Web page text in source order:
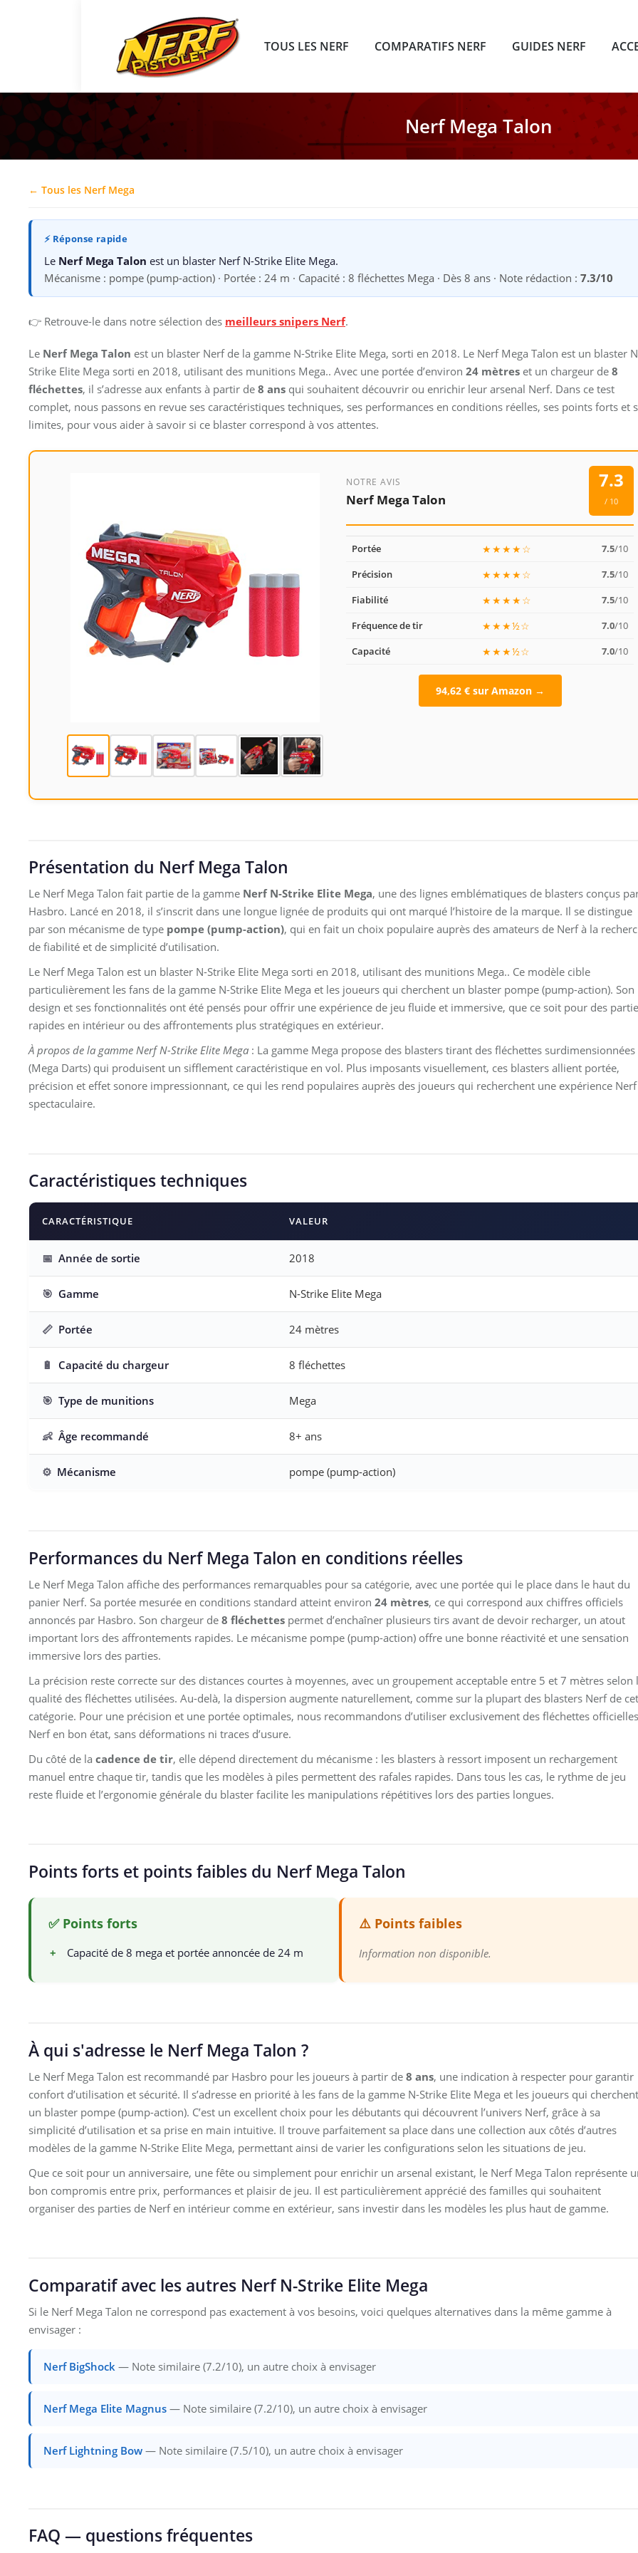
TOUS LES NERF COMPARATIFS NERF GUIDES NERF
Nerf Mega Talon
← Tous les Nerf Mega
⚡ Réponse rapide
Le Nerf Mega Talon est un blaster Nerf N-Strike Elite Mega.
Mécanisme : pompe (pump-action) · Portée : 24 m · Capacité : 8 fléchettes Mega · Dès 8 ans · Note rédaction : 7.3/10
👉 Retrouve-le dans notre sélection des meilleurs snipers Nerf.
Le Nerf Mega Talon est un blaster Nerf de la gamme N-Strike Elite Mega, sorti en 2018. Le Nerf Mega Talon est un blaster
Strike Elite Mega sorti en 2018, utilisant des munitions Mega.. Avec une portée d’environ 24 mètres et un chargeur de 8
fléchettes, il s’adresse aux enfants à partir de 8 ans qui souhaitent découvrir ou enrichir leur arsenal Nerf. Dans ce test
complet, nous passons en revue ses caractéristiques techniques, ses performances en conditions réelles, ses points forts et
limites, pour vous aider à savoir si ce blaster correspond à vos attentes.
NOTRE AVIS
Nerf Mega Talon
7.3
/ 10
Portée ★★★★☆ 7.5/10
Précision
★★★★☆ 7.5/10
Fiabilité
★★★★☆ 7.5/10
Fréquence de tir
★★★½☆ 7.0/10
Capacité
★★★½☆ 7.0/10
94,62 € sur Amazon →
Présentation du Nerf Mega Talon
Le Nerf Mega Talon fait partie de la gamme Nerf N-Strike Elite Mega, une des lignes emblématiques de blasters conçus
Hasbro. Lancé en 2018, il s’inscrit dans une longue lignée de produits qui ont marqué l’histoire de la marque. Il se distingue
par son mécanisme de type pompe (pump-action), qui en fait un choix populaire auprès des amateurs de Nerf à la
de fiabilité et de simplicité d’utilisation.
Le Nerf Mega Talon est un blaster N-Strike Elite Mega sorti en 2018, utilisant des munitions Mega.. Ce modèle cible
particulièrement les fans de la gamme N-Strike Elite Mega et les joueurs qui cherchent un blaster pompe (pump-action). Son
design et ses fonctionnalités ont été pensés pour offrir une expérience de jeu fluide et immersive, que ce soit pour des
rapides en intérieur ou des affrontements plus stratégiques en extérieur.
À propos de la gamme Nerf N-Strike Elite Mega : La gamme Mega propose des blasters tirant des fléchettes surdimensionnées
(Mega Darts) qui produisent un sifflement caractéristique en vol. Plus imposants visuellement, ces blasters allient portée,
précision et effet sonore impressionnant, ce qui les rend populaires auprès des joueurs qui recherchent une expérience Nerf
spectaculaire.
Caractéristiques techniques
CARACTÉRISTIQUE VALEUR
📅 Année de sortie 2018
🎯 Gamme N-Strike Elite Mega
📏 Portée 24 mètres
🔋 Capacité du chargeur 8 fléchettes
🎯 Type de munitions Mega
👶 Âge recommandé 8+ ans
⚙️ Mécanisme pompe (pump-action)
Performances du Nerf Mega Talon en conditions réelles
Le Nerf Mega Talon affiche des performances remarquables pour sa catégorie, avec une portée qui le place dans le haut du
panier Nerf. Sa portée mesurée en conditions standard atteint environ 24 mètres, ce qui correspond aux chiffres officiels
annoncés par Hasbro. Son chargeur de 8 fléchettes permet d’enchaîner plusieurs tirs avant de devoir recharger, un atout
important lors des affrontements rapides. Le mécanisme pompe (pump-action) offre une bonne réactivité et une sensation
immersive lors des parties.
La précision reste correcte sur des distances courtes à moyennes, avec un groupement acceptable entre 5 et 7 mètres selon
qualité des fléchettes utilisées. Au-delà, la dispersion augmente naturellement, comme sur la plupart des blasters Nerf de
catégorie. Pour une précision et une portée optimales, nous recommandons d’utiliser exclusivement des fléchettes officielles
Nerf en bon état, sans déformations ni traces d’usure.
Du côté de la cadence de tir, elle dépend directement du mécanisme : les blasters à ressort imposent un rechargement
manuel entre chaque tir, tandis que les modèles à piles permettent des rafales rapides. Dans tous les cas, le rythme de jeu
reste fluide et l’ergonomie générale du blaster facilite les manipulations répétitives lors des parties longues.
Points forts et points faibles du Nerf Mega Talon
✅ Points forts
+ Capacité de 8 mega et portée annoncée de 24 m
⚠️ Points faibles
Information non disponible.
À qui s'adresse le Nerf Mega Talon ?
Le Nerf Mega Talon est recommandé par Hasbro pour les joueurs à partir de 8 ans, une indication à respecter pour garantir
confort d’utilisation et sécurité. Il s’adresse en priorité à les fans de la gamme N-Strike Elite Mega et les joueurs qui cherchent
un blaster pompe (pump-action). C’est un excellent choix pour les débutants qui découvrent l’univers Nerf, grâce à sa
simplicité d’utilisation et sa prise en main intuitive. Il trouve parfaitement sa place dans une collection aux côtés d’autres
modèles de la gamme N-Strike Elite Mega, permettant ainsi de varier les configurations selon les situations de jeu.
Que ce soit pour un anniversaire, une fête ou simplement pour enrichir un arsenal existant, le Nerf Mega Talon représente
bon compromis entre prix, performances et plaisir de jeu. Il est particulièrement apprécié des familles qui souhaitent
organiser des parties de Nerf en intérieur comme en extérieur, sans investir dans les modèles les plus haut de gamme.
Comparatif avec les autres Nerf N-Strike Elite Mega
Si le Nerf Mega Talon ne correspond pas exactement à vos besoins, voici quelques alternatives dans la même gamme à
envisager :
Nerf BigShock — Note similaire (7.2/10), un autre choix à envisager
Nerf Mega Elite Magnus — Note similaire (7.2/10), un autre choix à envisager
Nerf Lightning Bow — Note similaire (7.5/10), un autre choix à envisager
FAQ — questions fréquentes